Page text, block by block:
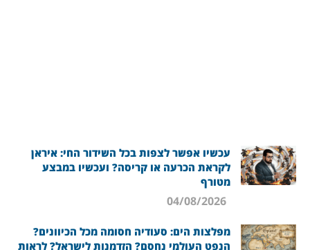
עכשיו אפשר לצפות בכל השידור החי: איראן
לקראת הכרעה או קריסה? ועכשיו במבצע
מטורף
מפלצות הים: סעודיה חסומה מכל הכיוונים?
הנפט העולמי נחסם? הזדמנות לישראל? לראות